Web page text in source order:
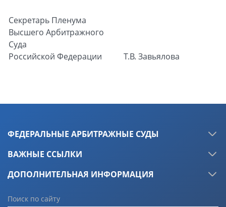
Секретарь Пленума
Высшего Арбитражного
Суда
Российской Федерации
Т.В. Завьялова
ФЕДЕРАЛЬНЫЕ АРБИТРАЖНЫЕ СУДЫ
ВАЖНЫЕ ССЫЛКИ
ДОПОЛНИТЕЛЬНАЯ ИНФОРМАЦИЯ
Поиск по сайту